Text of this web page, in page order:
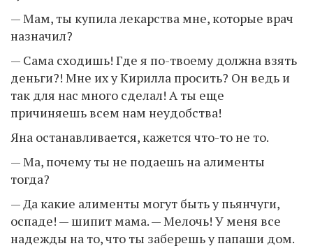
— Мам, ты купила лекарства мне, которые врач
назначил?
— Сама сходишь! Где я по-твоему должна взять
деньги?! Мне их у Кирилла просить? Он ведь и
так для нас много сделал! А ты еще
причиняешь всем нам неудобства!
Яна останавливается, кажется что-то не то.
— Ма, почему ты не подаешь на алименты
тогда?
— Да какие алименты могут быть у пьянчуги,
оспаде! — шипит мама. — Мелочь! У меня все
надежды на то, что ты заберешь у папаши дом.